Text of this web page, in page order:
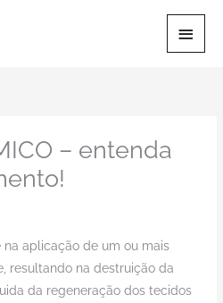
– entenda
aplicação de um ou mais
resultando na destruição da
da regeneração dos tecidos